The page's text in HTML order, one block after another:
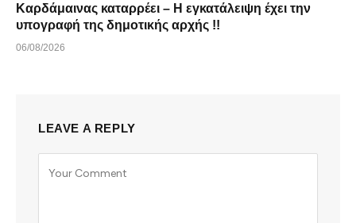
Καρδάμαινας καταρρέει – Η εγκατάλειψη έχει την
υπογραφή της δημοτικής αρχής !!
06/08/2026
LEAVE A REPLY